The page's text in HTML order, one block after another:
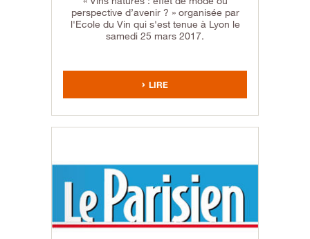
perspective d’avenir ? » organisée par
l'Ecole du Vin qui s'est tenue à Lyon le
samedi 25 mars 2017.
LIRE